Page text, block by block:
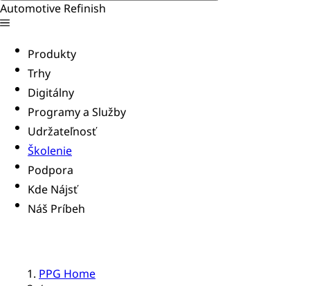
Automotive Refinish
Produkty
Trhy
Digitálny
Programy a Služby
Udržateľnosť
Školenie
Podpora
Kde Nájsť
Náš Príbeh
PPG Home